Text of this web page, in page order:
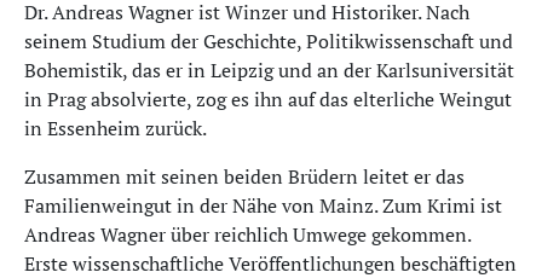
Dr. Andreas Wagner ist Winzer und Historiker. Nach
seinem Studium der Geschichte, Politikwissenschaft und
Bohemistik, das er in Leipzig und an der Karlsuniversität
in Prag absolvierte, zog es ihn auf das elterliche Weingut
in Essenheim zurück.
Zusammen mit seinen beiden Brüdern leitet er das
Familienweingut in der Nähe von Mainz. Zum Krimi ist
Andreas Wagner über reichlich Umwege gekommen.
Erste wissenschaftliche Veröffentlichungen beschäftigten